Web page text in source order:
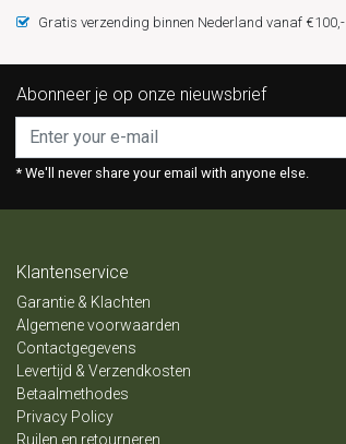
Gratis verzending binnen Nederland vanaf €100,-
Abonneer je op onze nieuwsbrief
* We'll never share your email with anyone else.
Klantenservice
Garantie & Klachten
Algemene voorwaarden
Contactgegevens
Levertijd & Verzendkosten
Betaalmethodes
Privacy Policy
Ruilen en retourneren